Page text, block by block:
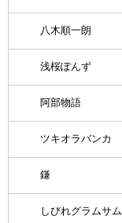
八木順一朗
浅桜ぽんず
阿部物語
ツキオラバンカ
鎌
しびれグラムサム